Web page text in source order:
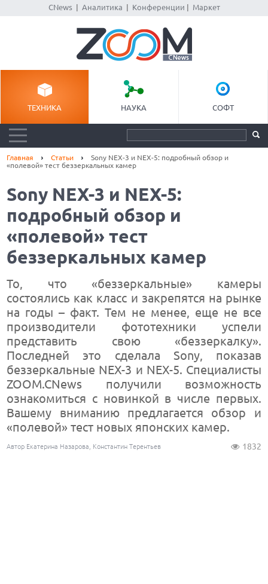
CNews| Аналитика Конференции Маркет
ТЕХНИКА НАУКА СОФТ
Главная Статьи
Sony NEX-3 и NEX-5: подробный обзор и
«полевой» тест беззеркальных камер
Sony NEX-3 и NEX-5:
подробный обзор и
«полевой» тест
беззеркальных камер
То, что «беззеркальные» камеры
состоялись как класс и закрепятся на рынке
на годы – факт. Тем не менее, еще не все
производители фототехники успели
представить свою «беззеркалку».
Последней это сделала Sony, показав
беззеркальные NEX-3 и NEX-5. Специалисты
ZOOM.CNews получили возможность
ознакомиться с новинкой в числе первых.
Вашему вниманию предлагается обзор и
«полевой» тест новых японских камер.
Автор Екатерина Назарова, Константин Терентьев 1832